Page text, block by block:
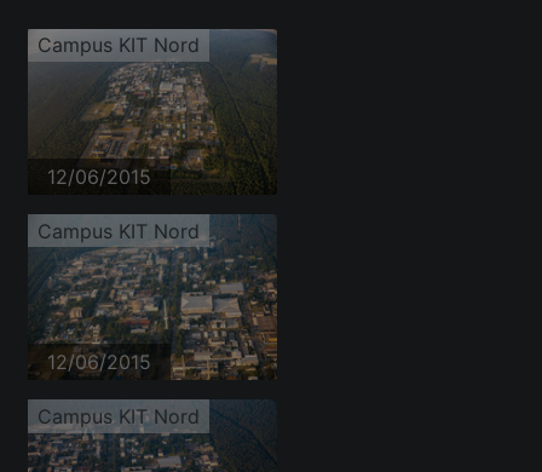
Campus KIT Nord
12/06/2015
Campus KIT Nord
12/06/2015
Campus KIT Nord